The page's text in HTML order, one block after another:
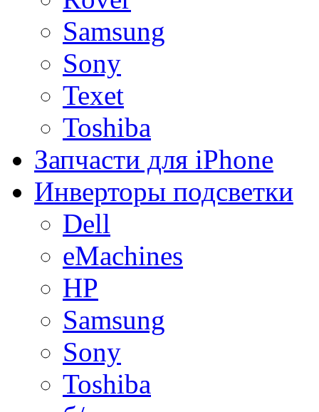
Samsung
Sony
Texet
Toshiba
Запчасти для iPhone
Инверторы подсветки
Dell
eMachines
HP
Samsung
Sony
Toshiba